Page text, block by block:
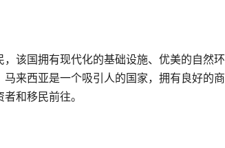
，该国拥有现代化的基础设施、优美的自然
来西亚是一个吸引人的国家，拥有良好的
和移民前往。